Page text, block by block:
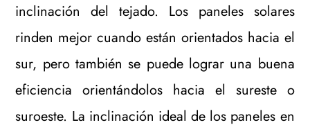
inclinación del tejado. Los paneles solares
rinden mejor cuando están orientados hacia el
sur, pero también se puede lograr una buena
eficiencia orientándolos hacia el sureste o
suroeste. La inclinación ideal de los paneles en